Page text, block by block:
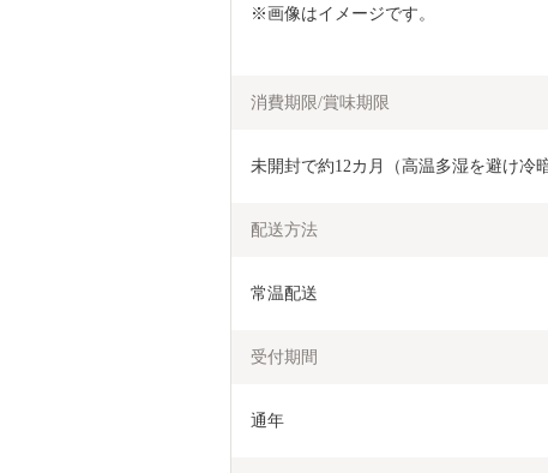
※画像はイメージです。
消費期限/賞味期限
未開封で約12カ月（高温多湿を避け冷
配送方法
常温配送
受付期間
通年